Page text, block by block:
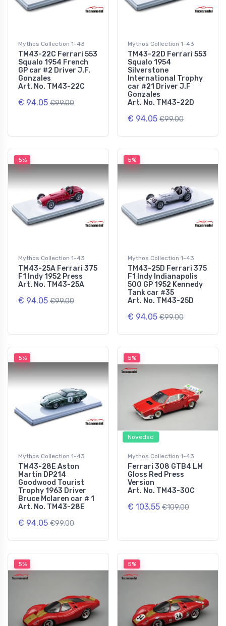
Mythos Collection 1-43
TM43-22C Ferrari 553
Squalo 1954 French
GP car #2 Driver J.F.
Gonzales
Art. No. TM43-22C
€ 94.05 €99.00
Mythos Collection 1-43
TM43-22D Ferrari 553
Squalo 1954
Silverstone
International Trophy
car #21 Driver J.F
Gonzales
Art. No. TM43-22D
€ 94.05 €99.00
5%
Mythos Collection 1-43
TM43-25A Ferrari 375
F1 Indy 1952 Press
Art. No. TM43-25A
€ 94.05 €99.00
5%
Mythos Collection 1-43
TM43-25D Ferrari 375
F1 Indy Indianapolis
500 GP 1952 Kennedy
Tank car #35
Art. No. TM43-25D
€ 94.05 €99.00
5%
Mythos Collection 1-43
TM43-28E Aston
Martin DP214
Goodwood Tourist
Trophy 1963 Driver
Bruce Mclaren car # 1
Art. No. TM43-28E
€ 94.05 €99.00
5%
Novedad
Mythos Collection 1-43
Ferrari 308 GTB4 LM
Gloss Red Press
Version
Art. No. TM43-30C
€ 103.55 €109.00
5% 5%